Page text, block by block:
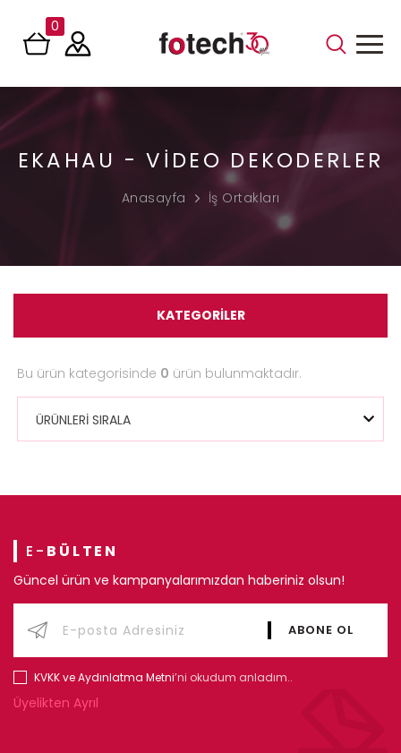
0
EKAHAU - VIDEO DEKODERLER
Anasayfa İş Ortakları
KATEGORİLER
Bu ürün kategorisinde 0 ürün bulunmaktadır.
ÜRÜNLERİ SIRALA
E- BÜLTEN
Güncel ürün ve kampanyalarımızdan haberiniz olsun!
KVKK ve Aydınlatma Metni’ni okudum anladım..
Üyelikten Ayrıl